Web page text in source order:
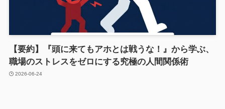
【要約】『頭に来てもアホとは戦うな！』から学ぶ、
職場のストレスをゼロにする究極の人間関係術
2026-06-24